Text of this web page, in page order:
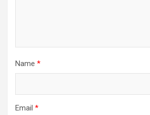
Name *
Email *